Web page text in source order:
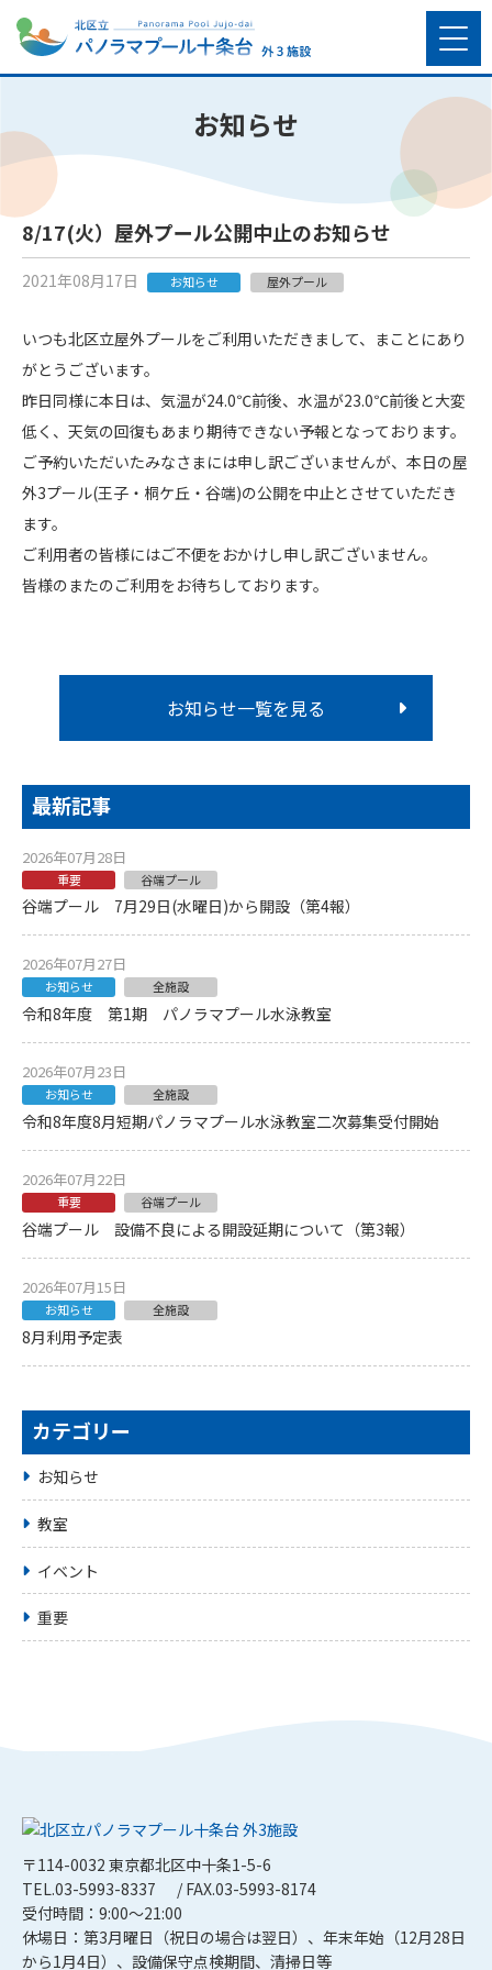
お知らせ
8/17(火）屋外プール公開中止のお知らせ
2021年08月17日 お知らせ 屋外プール
いつも北区立屋外プールをご利用いただきまして、まことにあり
がとうございます。
昨日同様に本日は、気温が24.0℃前後、水温が23.0℃前後と大変
低く、天気の回復もあまり期待できない予報となっております。
ご予約いただいたみなさまには申し訳ございませんが、本日の屋
外3プール(王子・桐ケ丘・谷端)の公開を中止とさせていただき
ます。
ご利用者の皆様にはご不便をおかけし申し訳ございません。
皆様のまたのご利用をお待ちしております。
お知らせ一覧を見る
最新記事
2026年07月28日
重要 谷端プール
谷端プール 7月29日(水曜日)から開設（第4報）
2026年07月27日
お知らせ 全施設
令和8年度 第1期 パノラマプール水泳教室
2026年07月23日
お知らせ 全施設
令和8年度8月短期パノラマプール水泳教室二次募集受付開始
2026年07月22日
重要 谷端プール
谷端プール 設備不良による開設延期について（第3報）
2026年07月15日
お知らせ 全施設
8月利用予定表
カテゴリー
お知らせ
教室
イベント
重要
〒114-0032 東京都北区中十条1-5-6
TEL.03-5993-8337
/ FAX.03-5993-8174
受付時間：9:00～21:00
休場日：第3月曜日（祝日の場合は翌日）、年末年始（12月28日
から1月4日）、設備保守点検期間、清掃日等